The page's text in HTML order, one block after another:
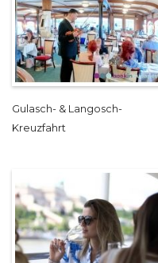
Gulasch- & Langosch-
Kreuzfahrt